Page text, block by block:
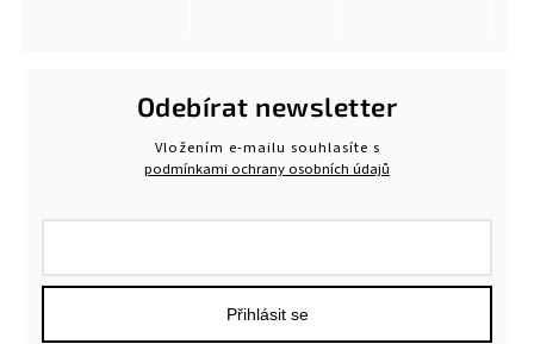
Odebírat newsletter
Vložením e-mailu souhlasíte s
podmínkami ochrany osobních údajů
Přihlásit se